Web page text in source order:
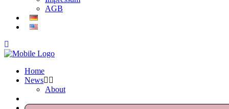
AGB
Home
News
About